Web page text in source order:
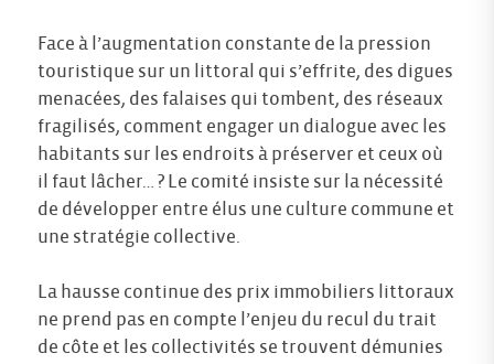
Face à l’augmentation constante de la pression
touristique sur un littoral qui s’effrite, des digues
menacées, des falaises qui tombent, des réseaux
fragilisés, comment engager un dialogue avec les
habitants sur les endroits à préserver et ceux où
il faut lâcher… ? Le comité insiste sur la nécessité
de développer entre élus une culture commune et
une stratégie collective.
La hausse continue des prix immobiliers littoraux
ne prend pas en compte l’enjeu du recul du trait
de côte et les collectivités se trouvent démunies